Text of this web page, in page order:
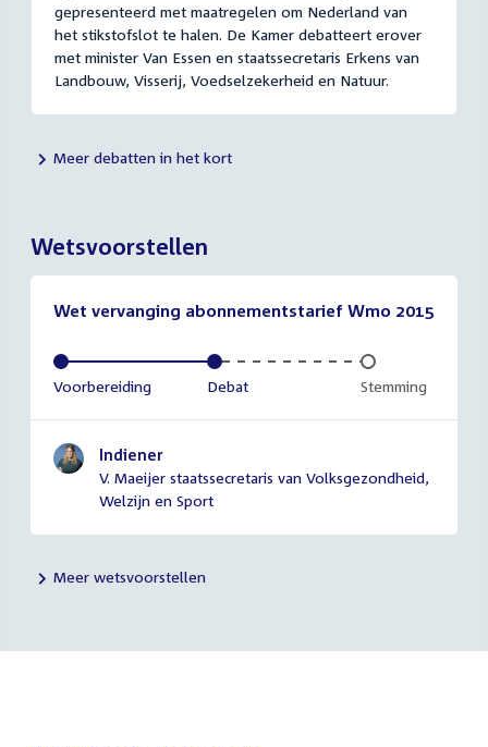
gepresenteerd met maatregelen om Nederland van
het stikstofslot te halen. De Kamer debatteert erover
met minister Van Essen en staatssecretaris Erkens van
Landbouw, Visserij, Voedselzekerheid en Natuur.
Meer debatten in het kort
Wetsvoorstellen
Wet vervanging abonnementstarief Wmo 2015
Voltooid:
Voorbereiding Voltooid:
Debat Onvoltooid:
Stemming
Indiener
V. Maeijer staatssecretaris van Volksgezondheid,
Welzijn en Sport
Meer wetsvoorstellen